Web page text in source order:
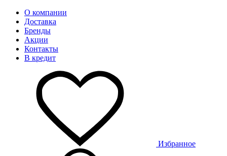
О компании
Доставка
Бренды
Акции
Контакты
В кредит
Избранное